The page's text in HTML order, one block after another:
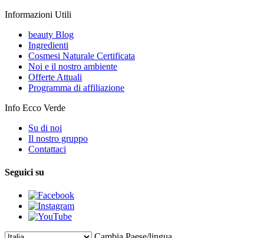
Informazioni Utili
beauty Blog
Ingredienti
Cosmesi Naturale Certificata
Noi e il nostro ambiente
Offerte Attuali
Programma di affiliazione
Info Ecco Verde
Su di noi
Il nostro gruppo
Contattaci
Seguici su